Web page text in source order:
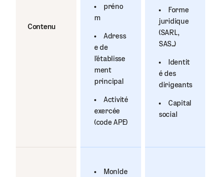
Contenu
préno
m
Adress
e de
l’établisse
ment
principal
Activité
exercée
(code APE)
Forme
juridique
(SARL,
SAS...)
Identit
é des
dirigeants
Capital
social
MonIde